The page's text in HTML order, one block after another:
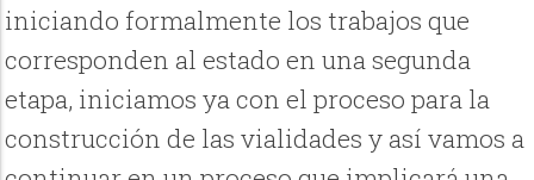
iniciando formalmente los trabajos que
corresponden al estado en una segunda
etapa, iniciamos ya con el proceso para la
construcción de las vialidades y así vamos a